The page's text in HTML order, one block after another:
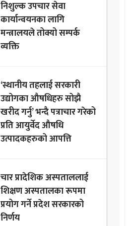
निशुल्क उपचार सेवा
कार्यान्वयनका लागि
मन्त्रालयले तोक्यो सम्पर्क
व्यक्ति
‘स्थानीय तहलाई सरकारी
उद्योगका औषधिहरु सोझै
खरीद गर्नु’ भन्दै पत्राचार गरेको
प्रति आयुर्वेद औषधि
उत्पादकहरुको आपत्ति
चार प्रादेशिक अस्पताललाई
शिक्षण अस्पतालका रूपमा
प्रयोग गर्ने प्रदेश सरकारको
निर्णय